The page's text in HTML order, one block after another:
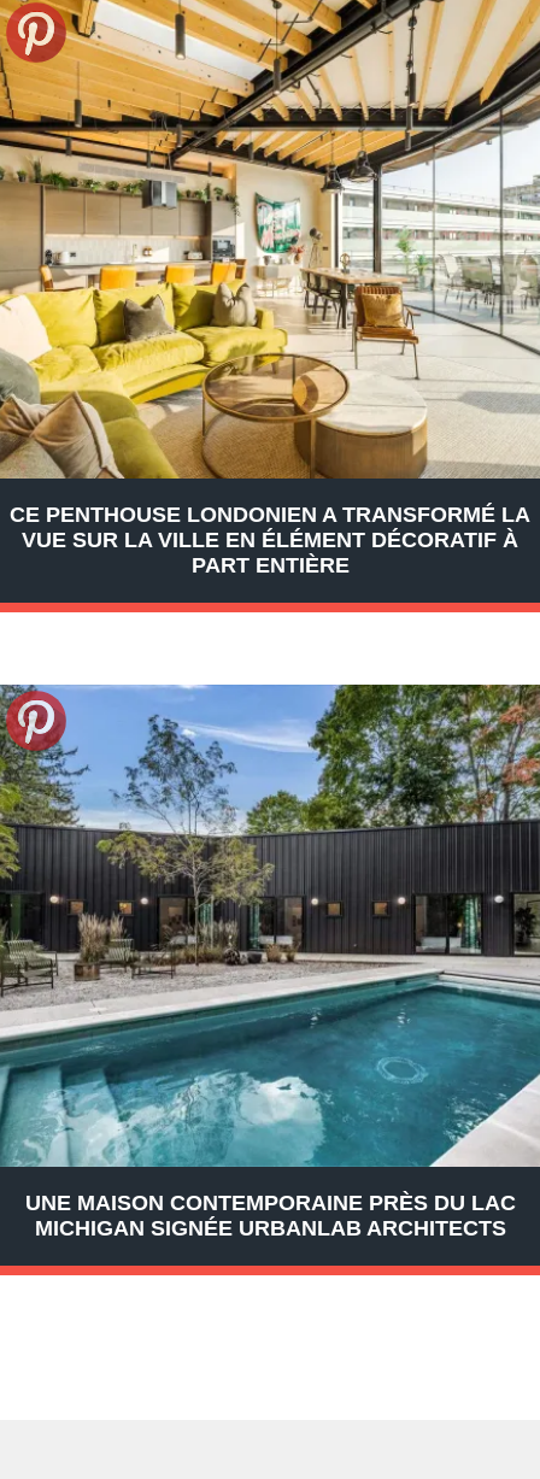
CE PENTHOUSE LONDONIEN A TRANSFORMÉ LA
VUE SUR LA VILLE EN ÉLÉMENT DÉCORATIF À
PART ENTIÈRE
UNE MAISON CONTEMPORAINE PRÈS DU LAC
MICHIGAN SIGNÉE URBANLAB ARCHITECTS